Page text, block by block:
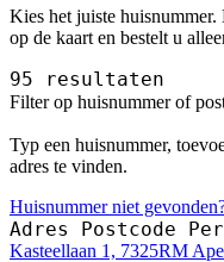
Kies het juiste huisnummer.
op de kaart en bestelt u
95 resultaten
Filter op huisnummer of
Typ een huisnummer,
adres te vinden.
Huisnummer niet
Adres Postcode
Kasteellaan 1, 7325RM